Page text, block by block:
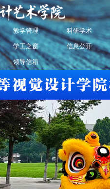
教学管理 科研学术
学工之窗 信息公开
领导信箱